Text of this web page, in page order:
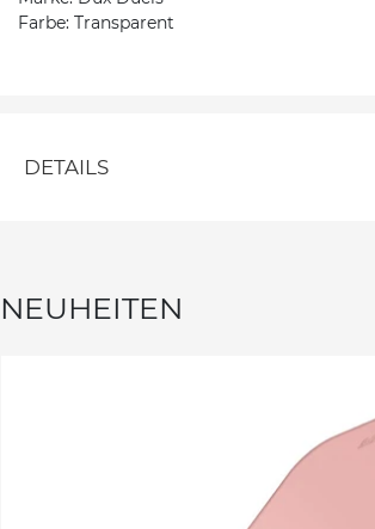
Farbe: Transparent
DETAILS
NEUHEITEN